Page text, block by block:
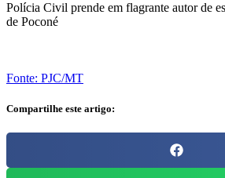
Polícia Civil prende em flagrante autor de
de Poconé
Fonte: PJC/MT
Compartilhe este artigo: